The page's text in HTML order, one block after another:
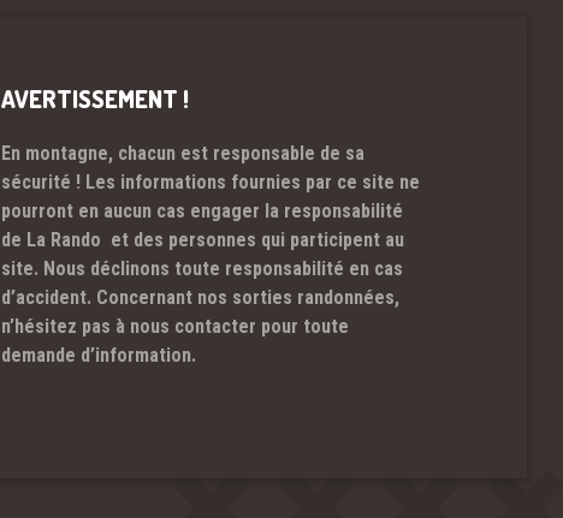
AVERTISSEMENT !
En montagne, chacun est responsable de sa
sécurité ! Les informations fournies par ce site ne
pourront en aucun cas engager la responsabilité
de La Rando et des personnes qui participent au
site. Nous déclinons toute responsabilité en cas
d’accident. Concernant nos sorties randonnées,
n’hésitez pas à nous contacter pour toute
demande d’information.